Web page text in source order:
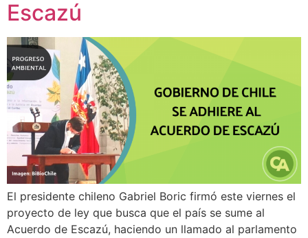
Escazú
El presidente chileno Gabriel Boric firmó este viernes el
proyecto de ley que busca que el país se sume al
Acuerdo de Escazú, haciendo un llamado al parlamento